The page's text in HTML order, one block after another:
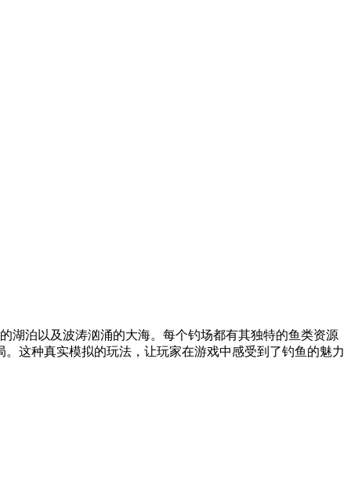
湖泊以及波涛汹涌的大海。每个钓场都有其独特的鱼类资源
这种真实模拟的玩法，让玩家在游戏中感受到了钓鱼的魅力